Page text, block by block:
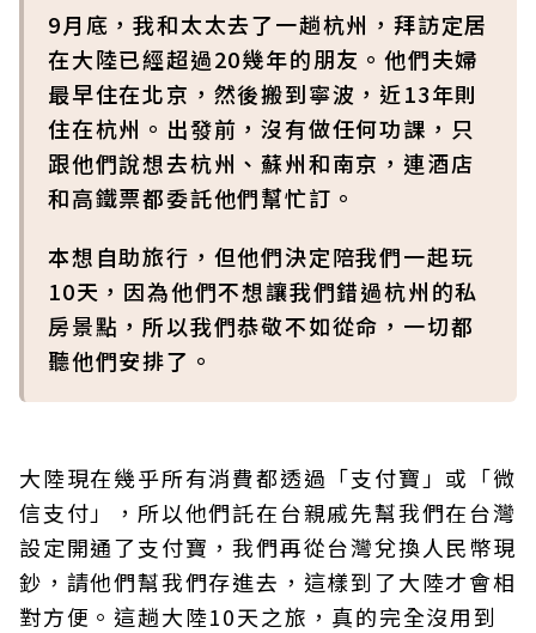
9月底，我和太太去了一趟杭州，拜訪定居
在大陸已經超過20幾年的朋友。他們夫婦
最早住在北京，然後搬到寧波，近13年則
住在杭州。出發前，沒有做任何功課，只
跟他們說想去杭州、蘇州和南京，連酒店
和高鐵票都委託他們幫忙訂。
本想自助旅行，但他們決定陪我們一起玩
10天，因為他們不想讓我們錯過杭州的私
房景點，所以我們恭敬不如從命，一切都
聽他們安排了。
大陸現在幾乎所有消費都透過「支付寶」或「微
信支付」，所以他們託在台親戚先幫我們在台灣
設定開通了支付寶，我們再從台灣兌換人民幣現
鈔，請他們幫我們存進去，這樣到了大陸才會相
對方便。這趟大陸10天之旅，真的完全沒用到